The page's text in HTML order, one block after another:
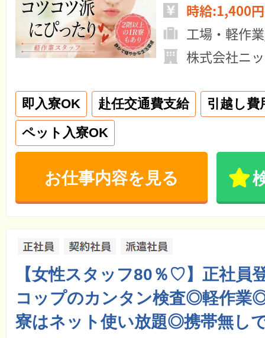
時給:1,400
工場・軽作
株式会社ニ
即入寮OK 赴任交通費支給
引越し費
ペット入寮OK
お仕事内容を見る
【女性スタッフ80％♡】正社員
コップのカンタン検査◎軽作
寮はネット使い放題◎携帯無し